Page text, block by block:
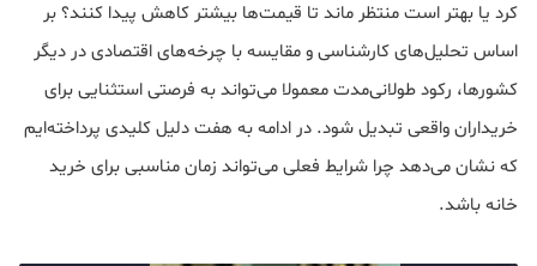
کرد یا بهتر است منتظر ماند تا قیمت‌ها بیشتر کاهش پیدا کنند؟ بر
اساس تحلیل‌های کارشناسی و مقایسه با چرخه‌های اقتصادی در دیگر
کشورها، رکود طولانی‌مدت معمولا می‌تواند به فرصتی استثنایی برای
خریداران واقعی تبدیل شود. در ادامه به هفت دلیل کلیدی پرداخته‌ایم
که نشان می‌دهد چرا شرایط فعلی می‌تواند زمان مناسبی برای خرید
خانه باشد.